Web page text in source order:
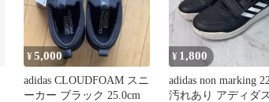
¥5,000
adidas CLOUDFOAM スニ
ーカー ブラック 25.0cm
¥ 1,800
adidas non marking
汚れあり アディダス